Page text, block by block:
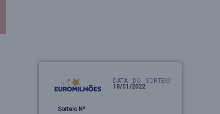
DATA DO SORTEIO:
18/01/2022
Sorteio Nº